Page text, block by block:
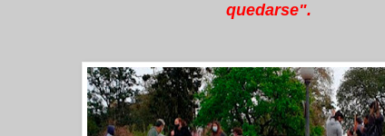
quedarse".